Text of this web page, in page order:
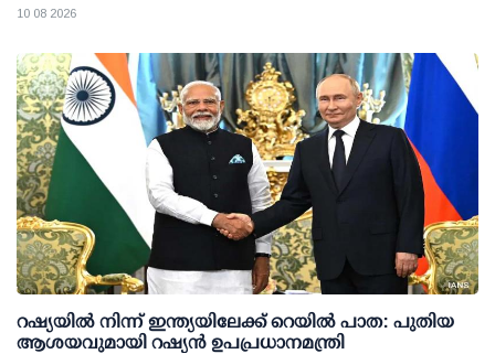
10 08 2026
റഷ്യയില്‍ നിന്ന് ഇന്ത്യയിലേക്ക് റെയില്‍ പാത: പുതിയ
ആശയവുമായി റഷ്യന്‍ ഉപപ്രധാനമന്ത്രി